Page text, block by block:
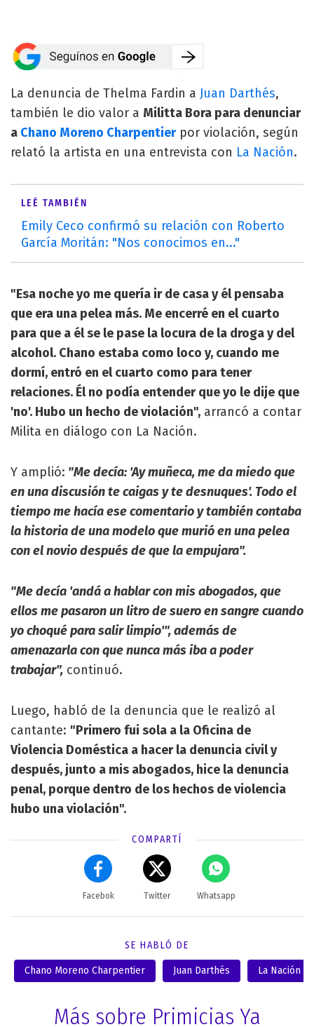
La denuncia de Thelma Fardin a Juan Darthés,
también le dio valor a Militta Bora para denunciar
a Chano Moreno Charpentierpor violación, según
relató la artista en una entrevista con La Nación.
LEÉ TAMBIÉN
Emily Ceco confirmó su relación con Roberto
García Moritán: "Nos conocimos en..."
"Esa noche yo me quería ir de casa y él pensaba
que era una pelea más. Me encerré en el cuarto
para que a él se le pase la locura de la droga y del
alcohol. Chano estaba como loco y, cuando me
dormí, entró en el cuarto como para tener
relaciones. Él no podía entender que yo le dije que
'no'. Hubo un hecho de violación", arrancó a contar
Milita en diálogo con La Nación.
Y amplió: "Me decía: 'Ay muñeca, me da miedo que
en una discusión te caigas y te desnuques'. Todo el
tiempo me hacía ese comentario y también contaba
la historia de una modelo que murió en una pelea
con el novio después de que la empujara".
"Me decía 'andá a hablar con mis abogados, que
ellos me pasaron un litro de suero en sangre cuando
yo choqué para salir limpio'", además de
amenazarla con que nunca más iba a poder
trabajar", continuó.
Luego, habló de la denuncia que le realizó al
cantante: "Primero fui sola a la Oficina de
Violencia Doméstica a hacer la denuncia civil y
después, junto a mis abogados, hice la denuncia
penal, porque dentro de los hechos de violencia
hubo una violación".
COMPARTÍ
Facebok Twitter Whatsapp
SE HABLÓ DE
Chano Moreno Charpentier Juan Darthés La Nación
Más sobre Primicias Ya